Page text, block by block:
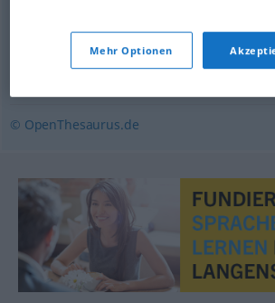
spiegelglatt,glatt
© OpenThesaurus.de
Mehr Optionen